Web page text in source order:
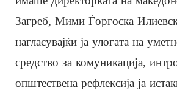
Загреб, Мими Ѓоргоска
нагласувајќи ја улогата на
средство за комуникација,
општествена рефлексија ја